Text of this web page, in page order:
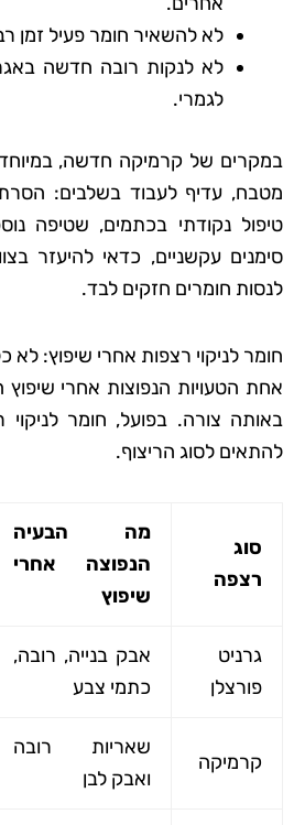
לא להשאיר חומר פעיל זמן
לא לנקות רובה חדשה
לגמרי.
במקרים של קרמיקה חדשה,
מטבח, עדיף לעבוד בשלבים:
טיפול נקודתי בכתמים, שטיפה
סימנים עקשניים, כדאי להיעזר
לנסות חומרים חזקים לבד.
חומר לניקוי רצפות אחרי שיפוץ:
אחת הטעויות הנפוצות אחרי
באותה צורה. בפועל, חומר לניקוי
להתאים לסוג הריצוף.
סוג
רצפה
מה הבעיה
הנפוצה אחרי
שיפוץ
גרניט
פורצלן
אבק בנייה, רובה,
כתמי צבע
קרמיקה
שאריות רובה
ואבק לבן